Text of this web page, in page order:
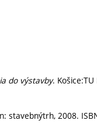
do výstavby. Košice:TU
stavebnýtrh, 2008.